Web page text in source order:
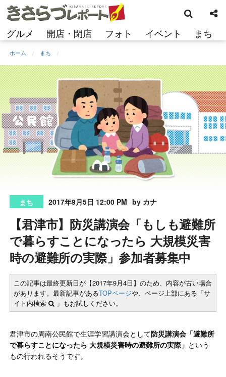
コ
ン
ン
へ
ス
キ
ッ
プ
グルメ 開店・閉店 フォト イベント まち
索
ホーム まち
まち 2017年9月5日 12:00 PM by カナ
【君津市】防災講演会「もしも避難所
で暮らすことになったら 大規模災害
時の避難所の実際」参加者募集中
この記事は最終更新日が【2017年9月4日】のため、内容が古い場合
があります。最新記事があるTOPページや、ページ上部にある「サ
イト内検索
」もお試しください。
君津市の周南公民館で生涯学習講演会として防災講演会「避難所
で暮らすことになったら 大規模災害時の避難所の実際」 という
もの行われるそうです。